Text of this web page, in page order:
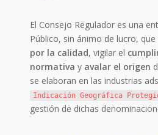
El Consejo Regulador es una
Público, sin ánimo de lucro,
por la calidad, vigilar el
normativa y avalar el origen
se elaboran en las industrias
Indicación Geográfica
gestión de dichas